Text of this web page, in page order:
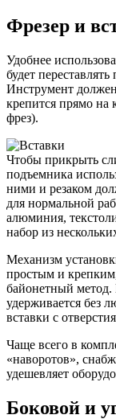
Фрезер и
Удобнее
будет
Инструмент
крепится прямо на
фрез).
Чтобы прикрыть
подъемника
ними и резаком
для нормальной
алюминия,
набор из
Механизм
простым и
байонетный метод.
удерживается без
вставки с
Чаще всего в
«наворотов»,
удешевляет
Боковой и